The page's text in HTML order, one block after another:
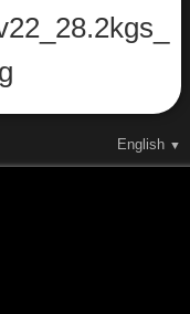
English ▼